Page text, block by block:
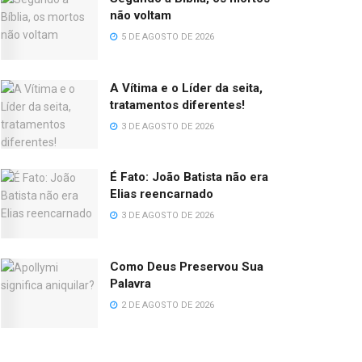
não voltam
5 DE AGOSTO DE 2026
A Vítima e o Líder da seita,
tratamentos diferentes!
3 DE AGOSTO DE 2026
É Fato: João Batista não era
Elias reencarnado
3 DE AGOSTO DE 2026
Como Deus Preservou Sua
Palavra
2 DE AGOSTO DE 2026